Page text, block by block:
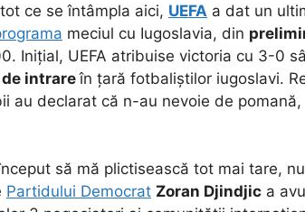
ce se întâmpla aici, UEFA a dat un
meciul cu Iugoslavia, din
Inițial, UEFA atribuise victoria cu 3-0
intrareîn țară fotbaliștilor iugoslavi.
au declarat că n-au nevoie de
să mă plictisească tot mai tare,
Partidului Democrat Zoran Djindjic a